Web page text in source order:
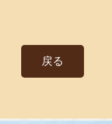
戻る